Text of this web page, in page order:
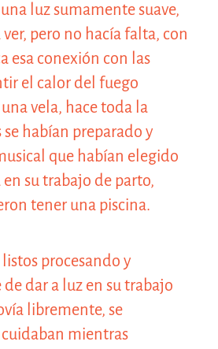
luz sumamente suave,
ver, pero no hacía falta, con
esa conexión con las
el calor del fuego
vela, hace toda la
habían preparado y
que habían elegido
en su trabajo de parto,
tener una piscina.
procesando y
dar a luz en su trabajo
libremente, se
mientras